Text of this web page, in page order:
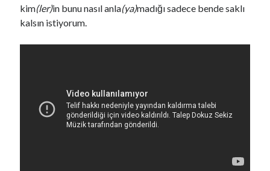
Yirmi boş bira şişesini bakkala götürüp buz gibi iki bira
DOA
@doagovtr
Önemli bilgilendirme!
DOA İade Makineleri ve İade Noktaları’nda teşvik bedeli
kim(ler)in bunu nasıl anla(ya)madığı sadece bende saklı
kalsın istiyorum.